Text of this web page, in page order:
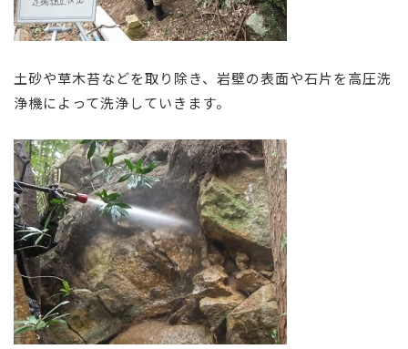
土砂や草木苔などを取り除き、岩壁の表面や石片を高圧洗
浄機によって洗浄していきます。